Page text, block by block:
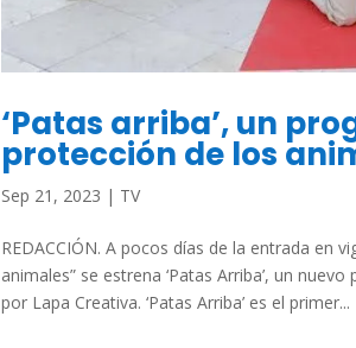
‘Patas arriba’, un
protección de los
Sep 21, 2023 | TV
REDACCIÓN. A pocos días de la entrada en
animales” se estrena ‘Patas Arriba’, un
por Lapa Creativa. ‘Patas Arriba’ es el primer...